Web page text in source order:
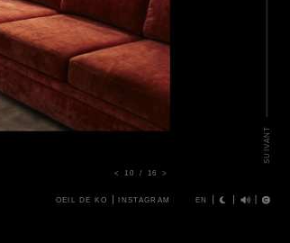
EN
INSTAGRAM
OEIL DE KO
SUIVANT
< 10 / 16 >